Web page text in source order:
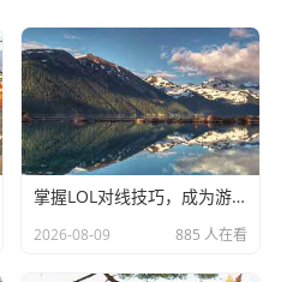
掌握LOL对线技巧，成为游戏中的高手
2026-08-09 885 人在看